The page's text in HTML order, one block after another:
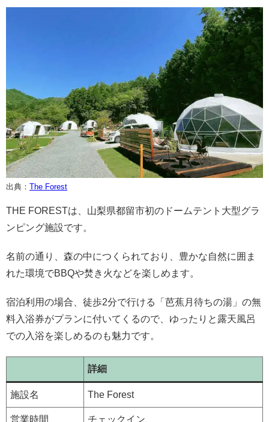
出典： The Forest
THE FORESTは、山梨県都留市初のドームテント大型グラ
ンピング施設です。
名前の通り、森の中につくられており、豊かな自然に囲ま
れた環境でBBQや焚き火などを楽しめます。
宿泊利用の場合、徒歩2分で行ける「芭蕉月待ちの湯」の無
料入浴券がプランに付いてくるので、ゆったりと露天風呂
での入浴を楽しめるのも魅力です。
詳細
施設名 The Forest
営業時間 チェックイン